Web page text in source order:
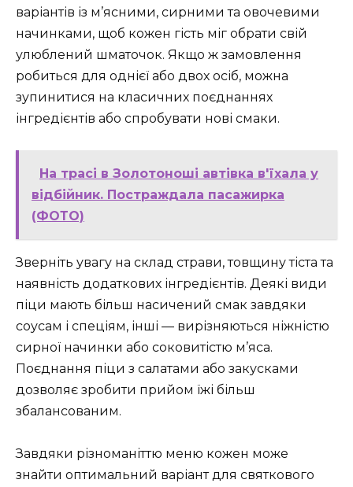
варіантів із м’ясними, сирними та овочевими
начинками, щоб кожен гість міг обрати свій
улюблений шматочок. Якщо ж замовлення
робиться для однієї або двох осіб, можна
зупинитися на класичних поєднаннях
інгредієнтів або спробувати нові смаки.
На трасі в Золотоноші автівка в'їхала у
відбійник. Постраждала пасажирка
(ФОТО)
Зверніть увагу на склад страви, товщину тіста та
наявність додаткових інгредієнтів. Деякі види
піци мають більш насичений смак завдяки
соусам і спеціям, інші — вирізняються ніжністю
сирної начинки або соковитістю м’яса.
Поєднання піци з салатами або закусками
дозволяє зробити прийом їжі більш
збалансованим.
Завдяки різноманіттю меню кожен може
знайти оптимальний варіант для святкового